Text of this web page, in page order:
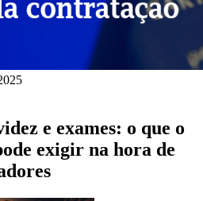
e exames: o que o
exigir na hora de